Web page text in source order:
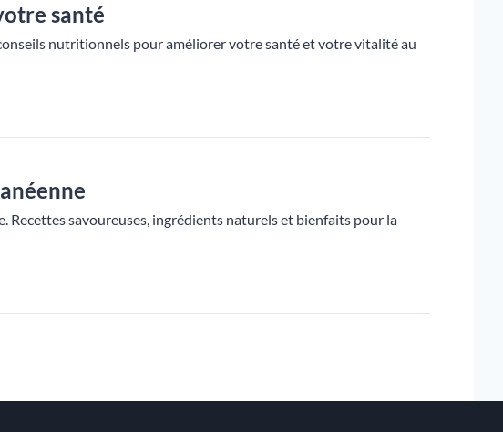
santé
nutritionnels pour améliorer votre santé et votre vitalité au
Recettes savoureuses, ingrédients naturels et bienfaits pour la